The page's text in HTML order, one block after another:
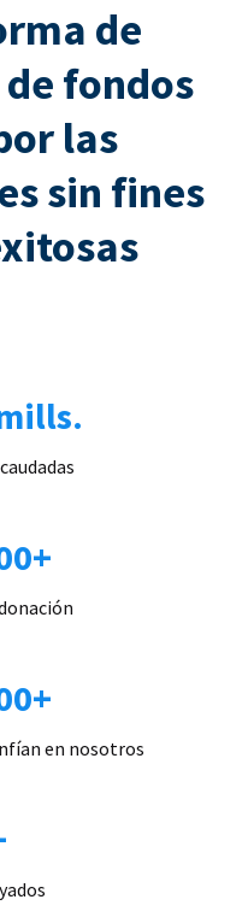
de
fondos
las
sin fines
en nosotros